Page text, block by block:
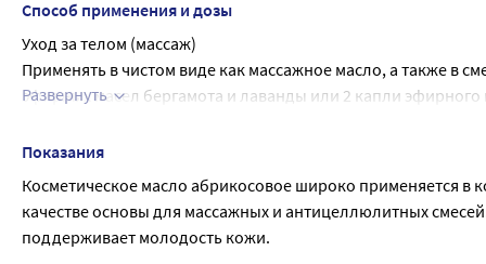
Способ применения и дозы
Уход за телом (массаж)
Применять в чистом виде как массажное масло, а также в
эфирных масел бергамота и лаванды или 2 капли
Абрикосовое масло использовать в чистом виде или в
апельсина, можжевельника, розмарина и лимона (к 2
Применять смесь косметических масел абрикосового,
использовать в качестве жидкого крема.
Развернуть
Показания
Косметическое масло абрикосовое широко применяется в
качестве основы для массажных и антицеллюлитных
поддерживает молодость кожи.